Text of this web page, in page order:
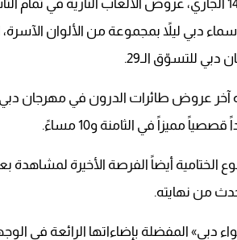
وتضم قائمة فعاليات 14 الجاري، عروض الألعاب
دبي ليلاً بمجموعة من الألوان
دبي للتسوّق الـ29.
عروض طائرات الدرون في مهرجان دبي
مميزاً في الثامنة و10 مساءً.
الختامية أيضاً الفرصة الأخيرة
من نهايته.
دبي» المفضلة بإضاءاتها الرائعة في